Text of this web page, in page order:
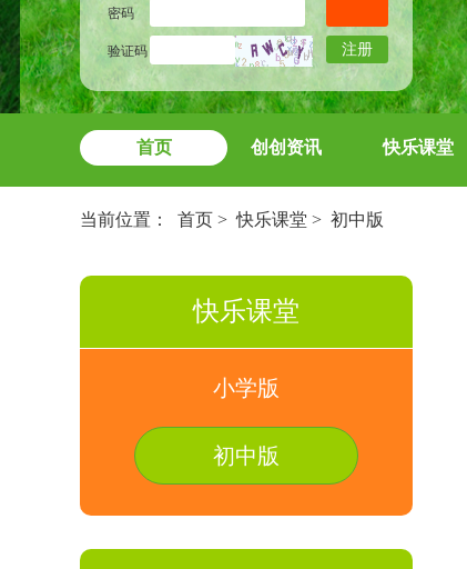
密码
验证码 注册
首页 创创资讯 快乐课堂
当前位置： 首页 >快乐课堂 > 初中版
快乐课堂
小学版
初中版